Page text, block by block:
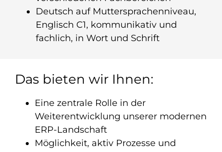
Deutsch auf Muttersprachenniveau,
Englisch C1, kommunikativ und
fachlich, in Wort und Schrift
Das bieten wir Ihnen:
Eine zentrale Rolle in der
Weiterentwicklung unserer modernen
ERP-Landschaft
Möglichkeit, aktiv Prozesse und